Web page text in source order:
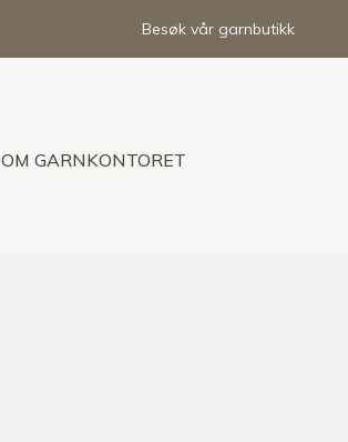
Besøk vår garnbutikk
OM GARNKONTORET